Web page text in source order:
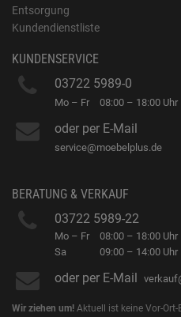
Entsorgung
Kundendienstliste
KUNDENSERVICE
03722 5989-0
Mo – Fr 08:00 – 18:00 Uhr
oder per E-Mail
service@moebelplus.de
BERATUNG & VERKAUF
03722 5989-22
Mo – Fr
Sa
08:00 – 18:00 Uhr
09:00 – 14:00 Uhr
oder per E-Mail
Wir ziehen um! Aktuell ist keine Vor-